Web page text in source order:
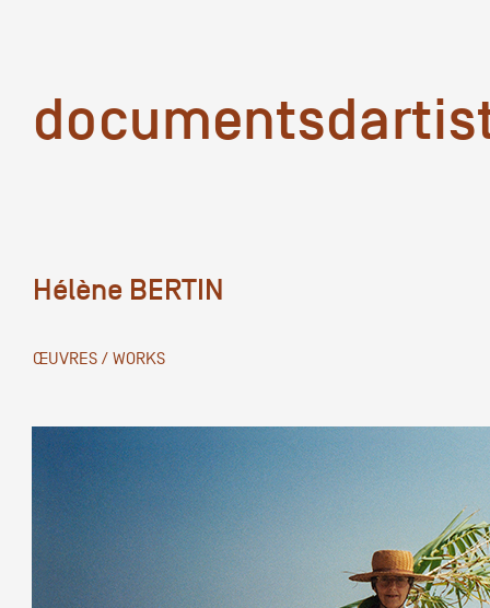
Équipe
Partenaires
Hélène BERTIN
ŒUVRES / WORKS